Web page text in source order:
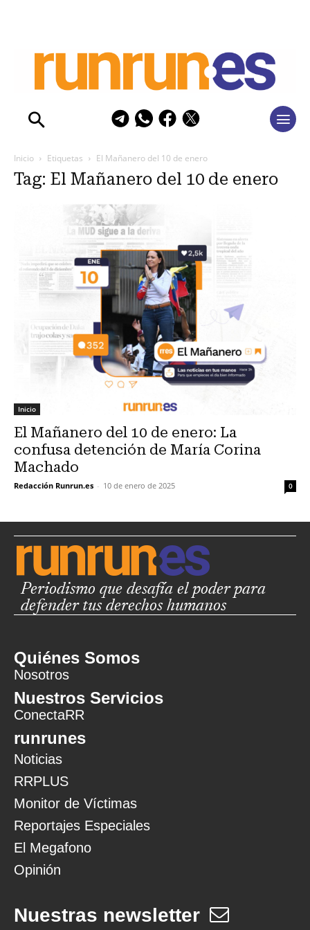
Inicio Etiquetas El Mañanero del 10 de enero
Tag: El Mañanero del 10 de enero
Inicio
El Mañanero del 10 de enero: La
confusa detención de María Corina
Machado
Redacción Runrun.es - 10 de enero de 2025 0
Periodismo que desafía el poder para
defender tus derechos humanos
Quiénes Somos
Nosotros
Nuestros Servicios
ConectaRR
runrunes
Noticias
RRPLUS
Monitor de Víctimas
Reportajes Especiales
El Megafono
Opinión
Nuestras newsletter